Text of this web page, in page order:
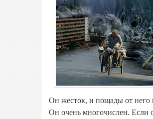
Он жесток, и пощады от него
Он очень многочислен. Если